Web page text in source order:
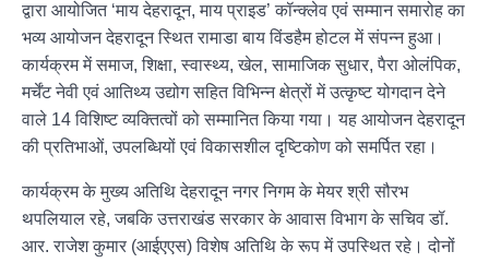
द्वारा आयोजित ‘माय देहरादून, माय प्राइड’ कॉन्क्लेव एवं सम्मान समारोह का
भव्य आयोजन देहरादून स्थित रामाडा बाय विंडहैम होटल में संपन्न हुआ।
कार्यक्रम में समाज, शिक्षा, स्वास्थ्य, खेल, सामाजिक सुधार, पैरा ओलंपिक,
मर्चेंट नेवी एवं आतिथ्य उद्योग सहित विभिन्न क्षेत्रों में उत्कृष्ट योगदान देने
वाले 14 विशिष्ट व्यक्तित्वों को सम्मानित किया गया। यह आयोजन देहरादून
की प्रतिभाओं, उपलब्धियों एवं विकासशील दृष्टिकोण को समर्पित रहा।
कार्यक्रम के मुख्य अतिथि देहरादून नगर निगम के मेयर श्री सौरभ
थपलियाल रहे, जबकि उत्तराखंड सरकार के आवास विभाग के सचिव डॉ.
आर. राजेश कुमार (आईएएस) विशेष अतिथि के रूप में उपस्थित रहे। दोनों